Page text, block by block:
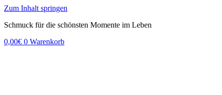
Zum Inhalt springen
Schmuck für die schönsten Momente im Leben
0,00€ 0 Warenkorb